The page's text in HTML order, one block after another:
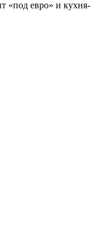
«под евро» и кухня-